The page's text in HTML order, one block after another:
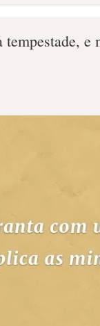
tempestade, e